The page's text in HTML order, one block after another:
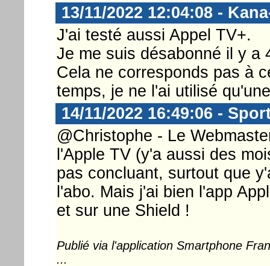
13/11/2022 12:04:08 -
J'ai testé aussi Appel TV+.
Je me suis désabonné il y a
Cela ne corresponds pas à
temps, je ne l'ai utilisé
14/11/2022 16:49:06 -
@Christophe - Le
l'Apple TV (y'a aussi des
pas concluant, surtout que
l'abo. Mais j'ai bien l'app
et sur une Shield !
Publié via l'application Smartphone
...